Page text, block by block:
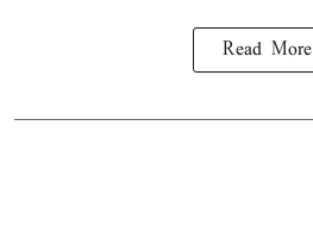
Read More